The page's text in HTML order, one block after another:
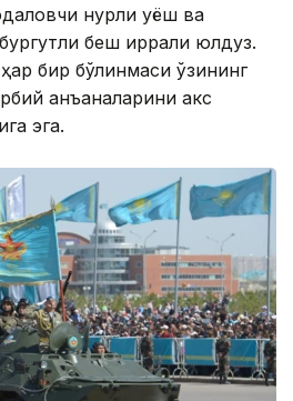
нурли қуёш ва
беш қиррали юлдуз.
бир бўлинмаси ўзининг
анъаналарини акс
эга.